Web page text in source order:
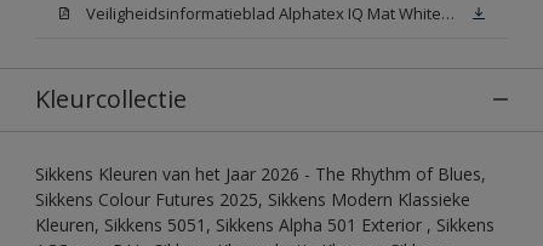
Veiligheidsinformatieblad Alphatex IQ Mat White W05 (MSDS)
Kleurcollectie
Sikkens Kleuren van het Jaar 2026 - The Rhythm of Blues,
Sikkens Colour Futures 2025, Sikkens Modern Klassieke
Kleuren, Sikkens 5051, Sikkens Alpha 501 Exterior , Sikkens